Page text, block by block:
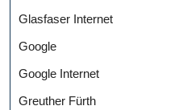
Glasfaser Internet
Google
Google Internet
Greuther Fürth